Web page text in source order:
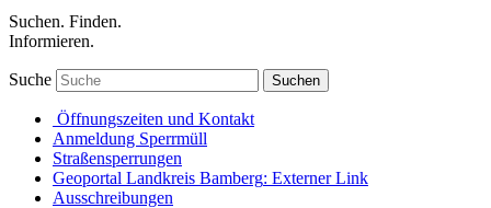
Suchen. Finden.
Informieren.
Suche Suchen
Öffnungszeiten und Kontakt
Anmeldung Sperrmüll
Straßensperrungen
Geoportal Landkreis Bamberg: Externer Link
Ausschreibungen